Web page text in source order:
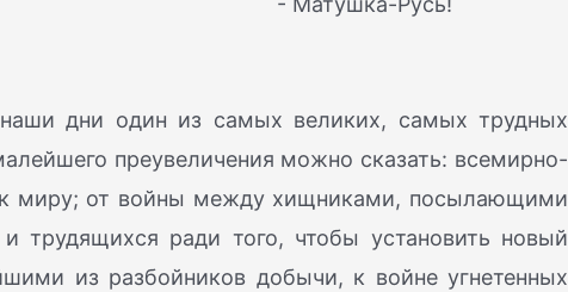
дни один из самых великих, самых трудных
преувеличения можно сказать: всемирно-
к миру; от войны между хищниками, посылающими
трудящихся ради того, чтобы установить новый
из разбойников добычи, к войне угнетенных